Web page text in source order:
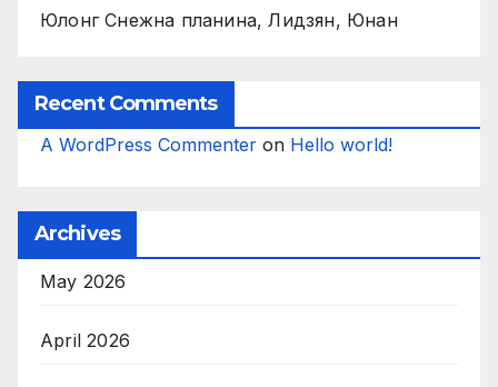
Юлонг Снежна планина, Лидзян, Юнан
Recent Comments
A WordPress Commenter on Hello world!
Archives
May 2026
April 2026